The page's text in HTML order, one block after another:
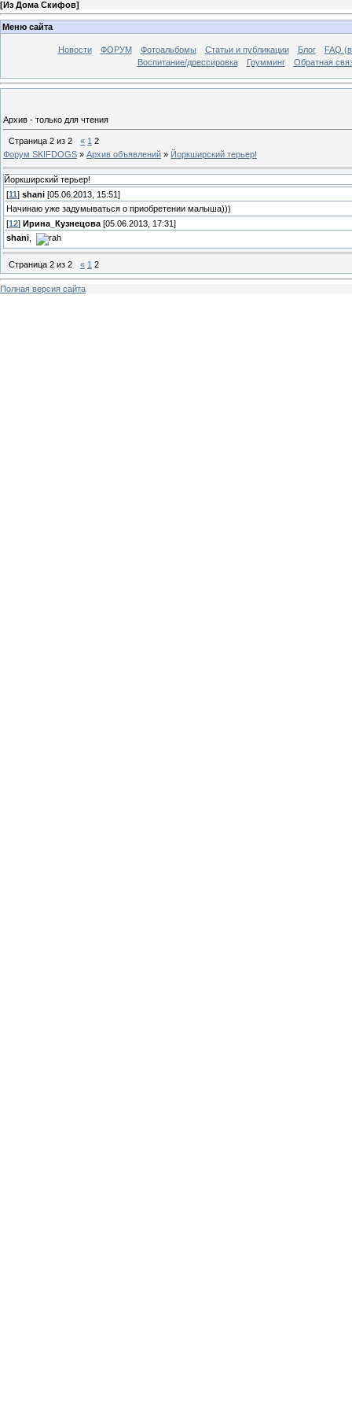
[Из Дома Скифов]
Меню сайта
Новости ФОРУМ Фотоальбомы Статьи и публикации Блог
FAQ
Воспитание/дрессировка
Грумминг Обратная
Архив - только для чтения
Страница 2 из 2 « 1 2
Форум SKIFDOGS » Архив объявлений » Йоркширский терьер!
Йоркширский терьер!
[11] shani [05.06.2013, 15:51]
Начинаю уже задумываться о приобретении малыша)))
[12] Ирина_Кузнецова [05.06.2013, 17:31]
shani,
Страница 2 из 2 « 1 2
Полная версия сайта